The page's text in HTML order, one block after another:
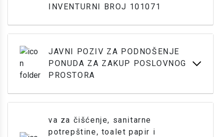
INVENTURNI BROJ 101071
JAVNI POZIV ZA PODNOŠENJE
PONUDA ZA ZAKUP POSLOVNOG
PROSTORA
va za čišćenje, sanitarne
potrepštine, toalet papir i